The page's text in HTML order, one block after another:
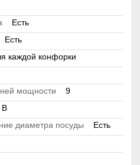
Есть
Есть
каждой конфорки
мощности
9
B
диаметра посуды
Есть